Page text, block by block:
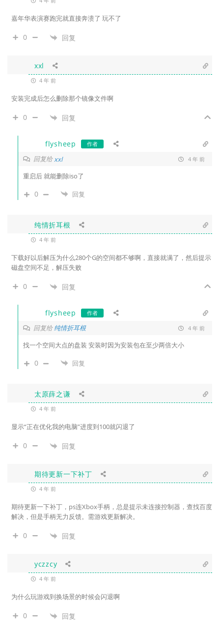
嘉年华表演赛跑完就直接奔溃了 玩不了
0 回复
xxl
4 年 前
安装完成后怎么删除那个镜像文件啊
0 回复
flysheep 作者
回复给xxl 4 年 前
重启后 就能删除iso了
0 回复
纯情折耳根
4 年 前
下载好以后解压为什么280个G的空间都不够啊，直接就满了，然后提示
磁盘空间不足，解压失败
0 回复
flysheep 作者
回复给纯情折耳根 4 年 前
找一个空间大点的盘装 安装时因为安装包在至少两倍大小
0 回复
太原薛之谦
4 年 前
显示“正在优化我的电脑”进度到100就闪退了
0 回复
期待更新一下补丁
4 年 前
期待更新一下补丁，ps连Xbox手柄，总是提示未连接控制器，查找百度
解决，但是手柄无力反馈。需游戏更新解决。
0 回复
yczzcy
4 年 前
为什么玩游戏到换场景的时候会闪退啊
0 回复